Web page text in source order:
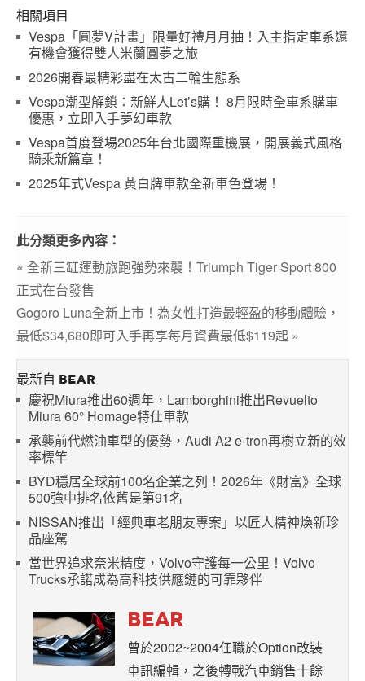
相關項目
Vespa「圓夢V計畫」限量好禮月月抽！入主指定車系還
有機會獲得雙人米蘭圓夢之旅
2026開春最精彩盡在太古二輪生態系
Vespa潮型解鎖：新鮮人Let’s購！ 8月限時全車系購車
優惠，立即入手夢幻車款
Vespa首度登場2025年台北國際重機展，開展義式風格
騎乘新篇章！
2025年式Vespa 黃白牌車款全新車色登場！
此分類更多內容：
« 全新三缸運動旅跑強勢來襲！Triumph Tiger Sport 800
正式在台發售
Gogoro Luna全新上市！為女性打造最輕盈的移動體驗，
最低$34,680即可入手再享每月資費最低$119起 »
最新自 BEAR
慶祝Miura推出60週年，Lamborghini推出Revuelto
Miura 60° Homage特仕車款
承襲前代燃油車型的優勢，Audi A2 e-tron再樹立新的效
率標竿
BYD穩居全球前100名企業之列！2026年《財富》全球
500強中排名依舊是第91名
NISSAN推出「經典車老朋友專案」以匠人精神煥新珍
品座駕
當世界追求奈米精度，Volvo守護每一公里！Volvo
Trucks承諾成為高科技供應鏈的可靠夥伴
BEAR
曾於2002~2004任職於Option改裝
車訊編輯，之後轉戰汽車銷售十餘